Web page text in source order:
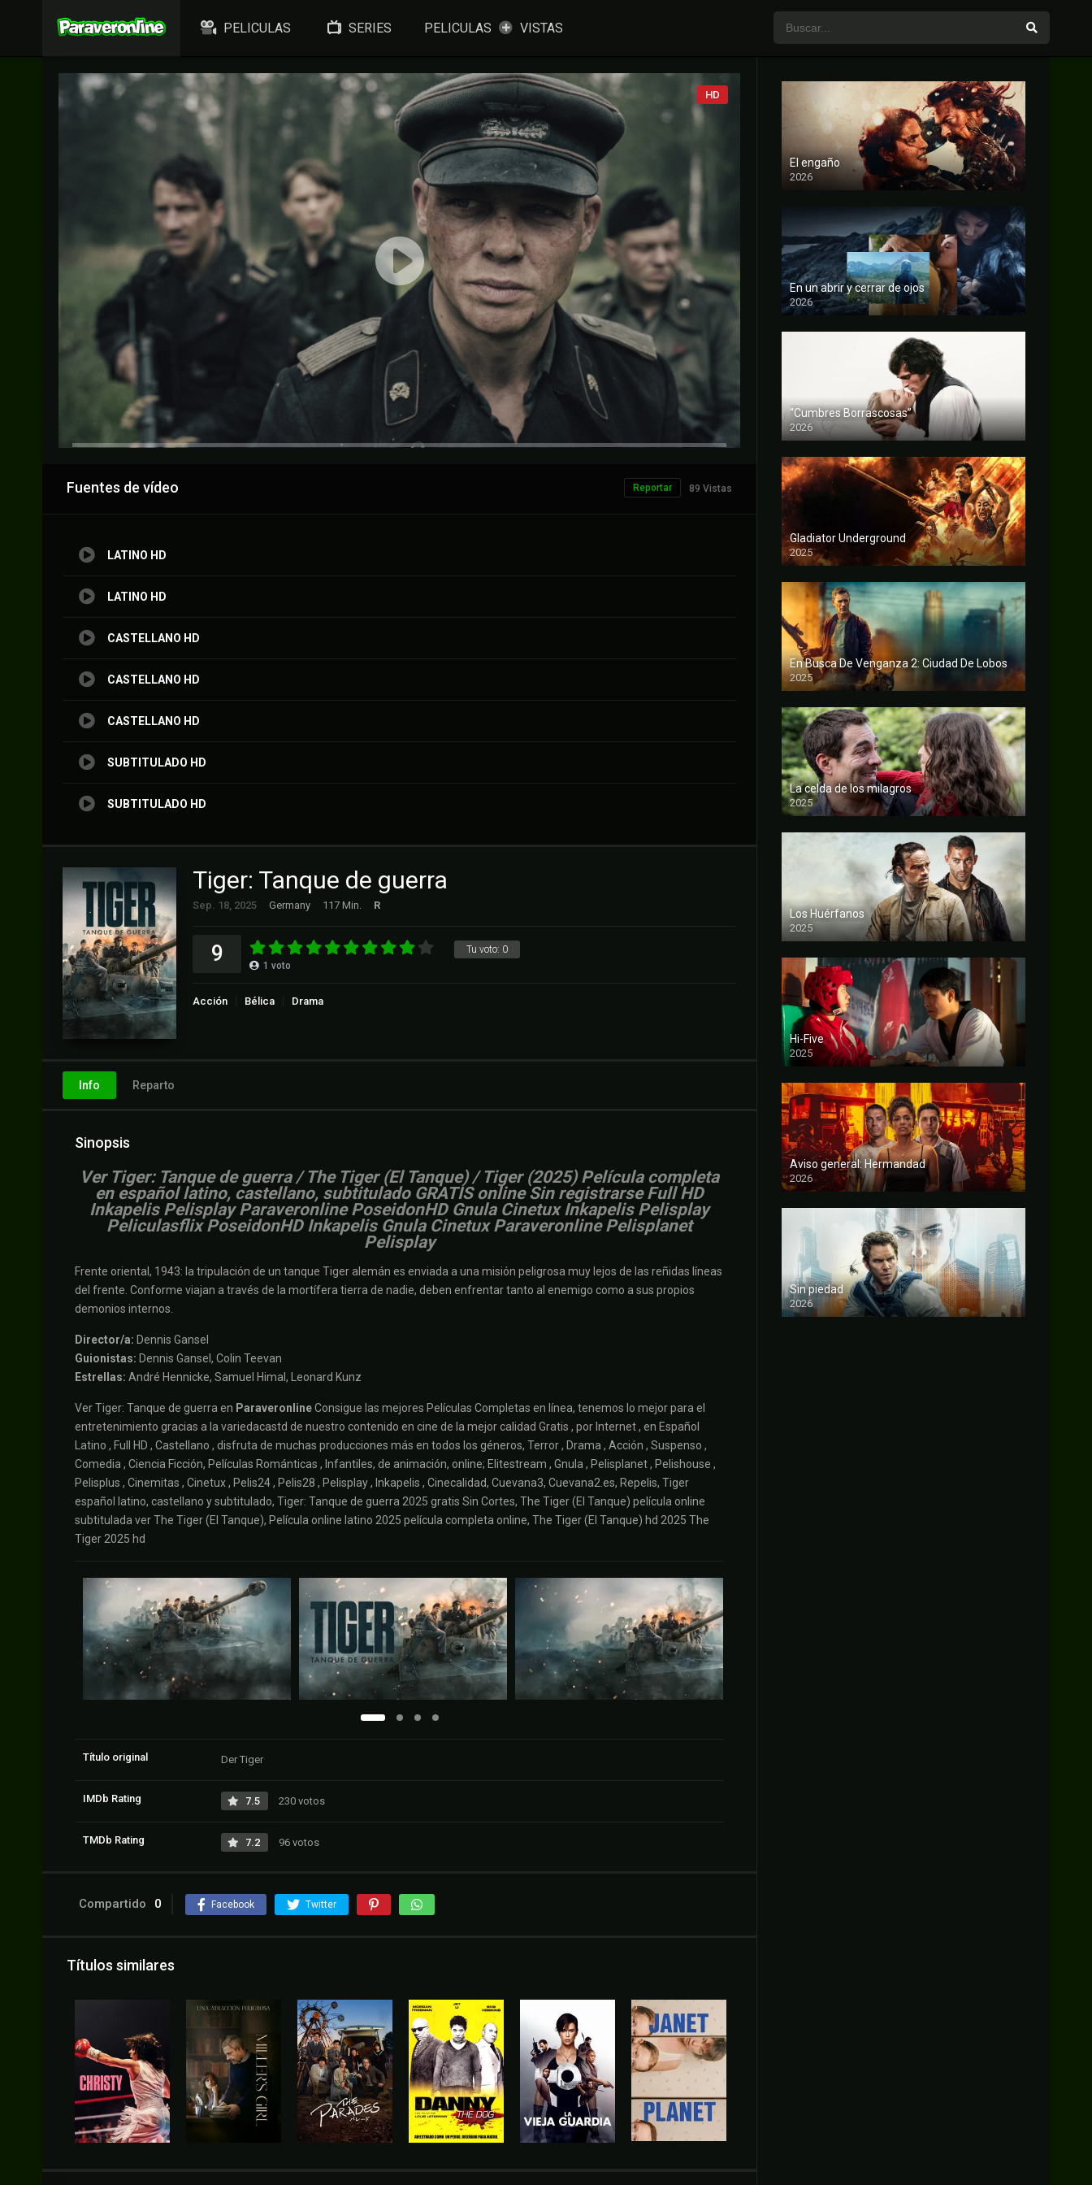
PELICULAS SERIES PELICULAS VISTAS
HD
Fuentes de vídeo 89 Vistas
Reportar
LATINO HD
LATINO HD
CASTELLANO HD
CASTELLANO HD
CASTELLANO HD
SUBTITULADO HD
SUBTITULADO HD
Tiger: Tanque de guerra
Sep. 18, 2025 Germany 117 Min. R
Tu voto: 0
9 1 voto
Acción Bélica Drama
Info Reparto
Sinopsis
Ver Tiger: Tanque de guerra / The Tiger (El Tanque) / Tiger (2025) Película completa
en español latino, castellano, subtitulado GRATIS online Sin registrarse Full HD
Inkapelis Pelisplay Paraveronline PoseidonHD Gnula Cinetux Inkapelis Pelisplay
Peliculasflix PoseidonHD Inkapelis Gnula Cinetux Paraveronline Pelisplanet
Pelisplay
Frente oriental, 1943: la tripulación de un tanque Tiger alemán es enviada a una misión peligrosa muy lejos de las reñidas líneas
del frente. Conforme viajan a través de la mortífera tierra de nadie, deben enfrentar tanto al enemigo como a sus propios
demonios internos.
Director/a: Dennis Gansel
Guionistas: Dennis Gansel, Colin Teevan
Estrellas: André Hennicke, Samuel Himal, Leonard Kunz
Ver Tiger: Tanque de guerra en ParaveronlineConsigue las mejores Películas Completas en línea, tenemos lo mejor para el
entretenimiento gracias a la variedacastd de nuestro contenido en cine de la mejor calidad Gratis , por Internet , en Español
Latino , Full HD , Castellano , disfruta de muchas producciones más en todos los géneros, Terror , Drama , Acción , Suspenso ,
Comedia , Ciencia Ficción, Películas Románticas , Infantiles, de animación, online; Elitestream , Gnula , Pelisplanet , Pelishouse ,
Pelisplus , Cinemitas , Cinetux , Pelis24 , Pelis28 , Pelisplay , Inkapelis , Cinecalidad, Cuevana3, Cuevana2.es, Repelis, Tiger
español latino, castellano y subtitulado, Tiger: Tanque de guerra 2025 gratis Sin Cortes, The Tiger (El Tanque) película online
subtitulada ver The Tiger (El Tanque), Película online latino 2025 película completa online, The Tiger (El Tanque) hd 2025 The
Tiger 2025 hd
Título original Der Tiger
IMDb Rating 7.5 230 votos
TMDb Rating 7.2 96 votos
Compartido 0 Facebook Twitter
Títulos similares
El engaño
2026
FULL HD
En un abrir y cerrar de ojos
2026
FULL HD
“Cumbres Borrascosas”
2026
FULL HD
Gladiator Underground
2025
FULL HD
En Busca De Venganza 2: Ciudad De Lobos
2025
FULL HD
La celda de los milagros
2025
FULL HD
Los Huérfanos
2025
FULL HD
Hi-Five
2025
FULL HD
Aviso general: Hermandad
2026
FULL HD
Sin piedad
2026
FULL HD